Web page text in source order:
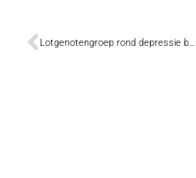
Lotgenotengroep rond depressie bestaat 25 jaar